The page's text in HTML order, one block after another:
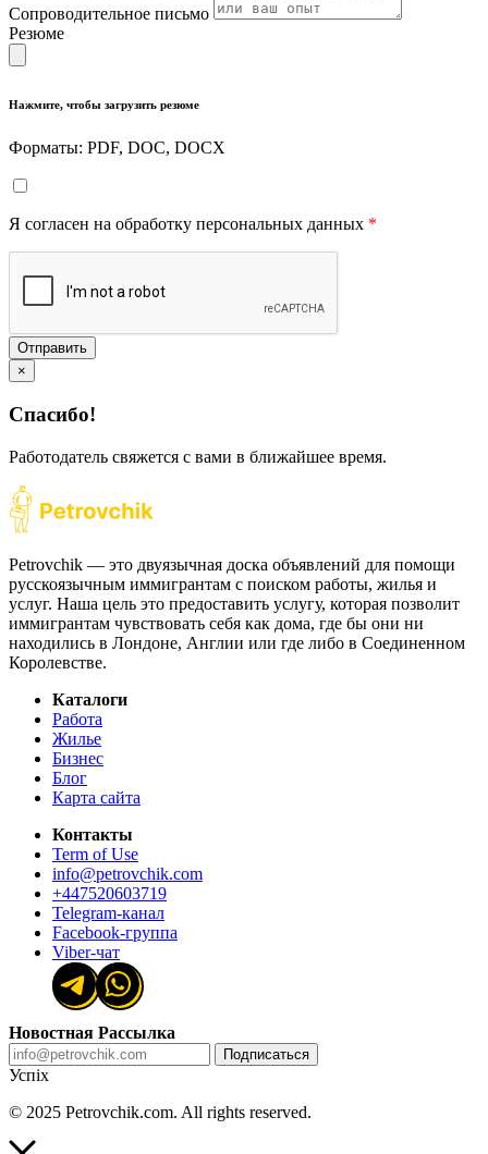
Сопроводительное письмо
Резюме
Нажмите, чтобы загрузить резюме
Форматы: PDF, DOC, DOCX
Я согласен на обработку персональных данных *
Отправить
×
Спасибо!
Работодатель свяжется с вами в ближайшее время.
Petrovchik — это двуязычная доска объявлений для помощи
русскоязычным иммигрантам с поиском работы, жилья и
услуг. Наша цель это предоставить услугу, которая позволит
иммигрантам чувствовать себя как дома, где бы они ни
находились в Лондоне, Англии или где либо в Соединенном
Королевстве.
Каталоги
Работа
Жилье
Бизнес
Блог
Карта сайта
Контакты
Term of Use
info@petrovchik.com
+447520603719
Telegram-канал
Facebook-группа
Viber-чат
Новостная Рассылка
Подписаться
Успіх
© 2025 Petrovchik.com. All rights reserved.